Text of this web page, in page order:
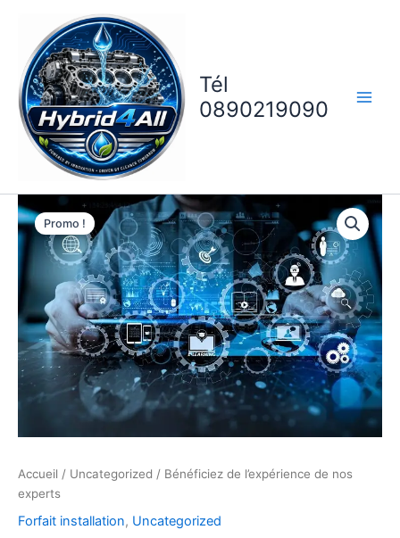
contenu
Tél
0890219090
Promo !
Accueil / Uncategorized / Bénéficiez de l’expérience de nos
experts
Forfait installation, Uncategorized